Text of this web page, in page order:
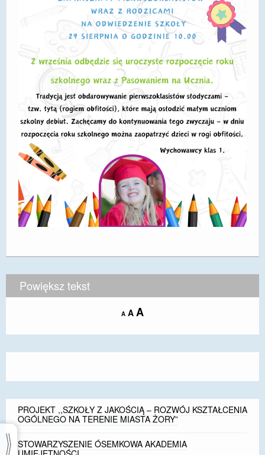
Powiększ tekst
A Decrease
size.
A Reset
size.
AIncrease
size.
PROJEKT ,,SZKOŁY Z JAKOŚCIĄ – ROZWÓJ KSZTAŁCENIA
OGÓLNEGO NA TERENIE MIASTA ŻORY”
STOWARZYSZENIE ÓSEMKOWA AKADEMIA